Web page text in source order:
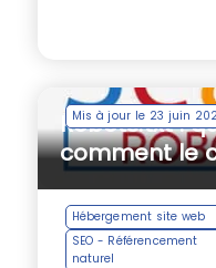
Mis à jour le 23 juin
Robots.txt :
comment le
Hébergement site web
SEO - Référencement
naturel